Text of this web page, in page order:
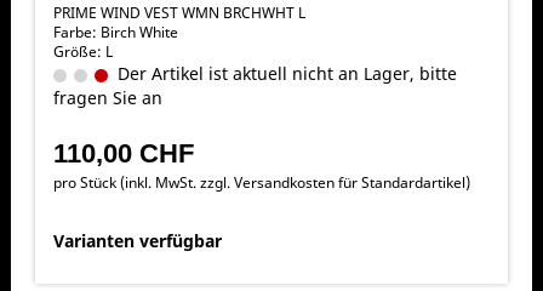
PRIME WIND VEST WMN BRCHWHT L
Farbe: Birch White
Größe: L
Der Artikel ist aktuell nicht an Lager, bitte
fragen Sie an
110,00 CHF
pro Stück (inkl. MwSt. zzgl.Versandkosten für Standardartikel)
Varianten verfügbar